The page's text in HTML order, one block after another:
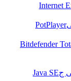
Internet
PotPlayer
Bitdefender
جJava SE